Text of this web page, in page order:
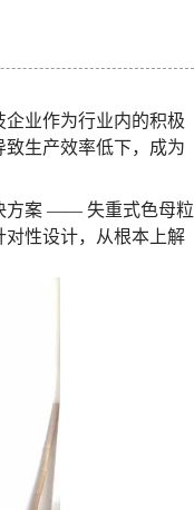
业作为行业内的积极
生产效率低下，成为
方案 —— 失重式色母粒
性设计，从根本上解